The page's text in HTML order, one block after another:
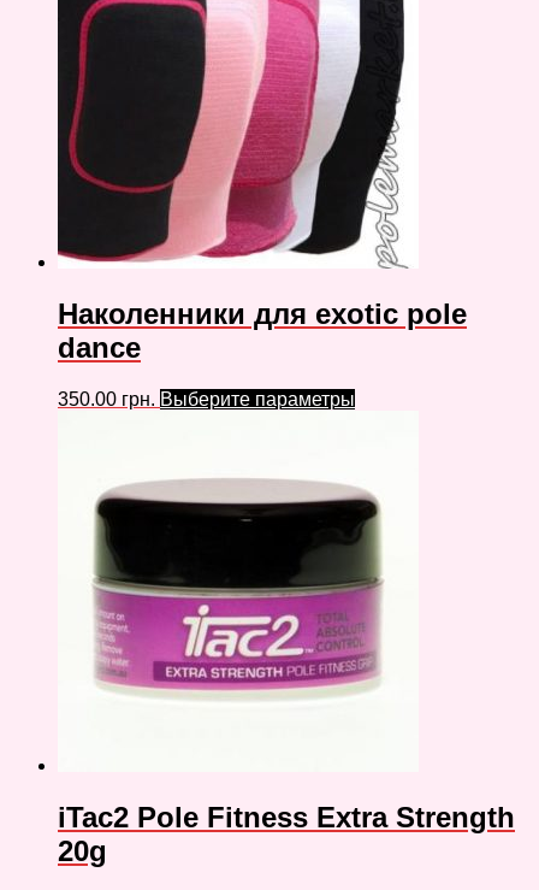
Наколенники для exotic pole
dance
350.00 грн. Выберите параметры
iTac2 Pole Fitness Extra Strength
20g